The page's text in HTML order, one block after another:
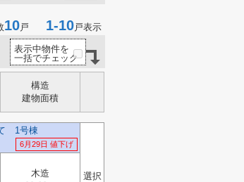
10戸 1-10戸表示
表示中物件を
一括でチェック
構造
建物面積
1号棟
6月29日 値下げ
選択
木造